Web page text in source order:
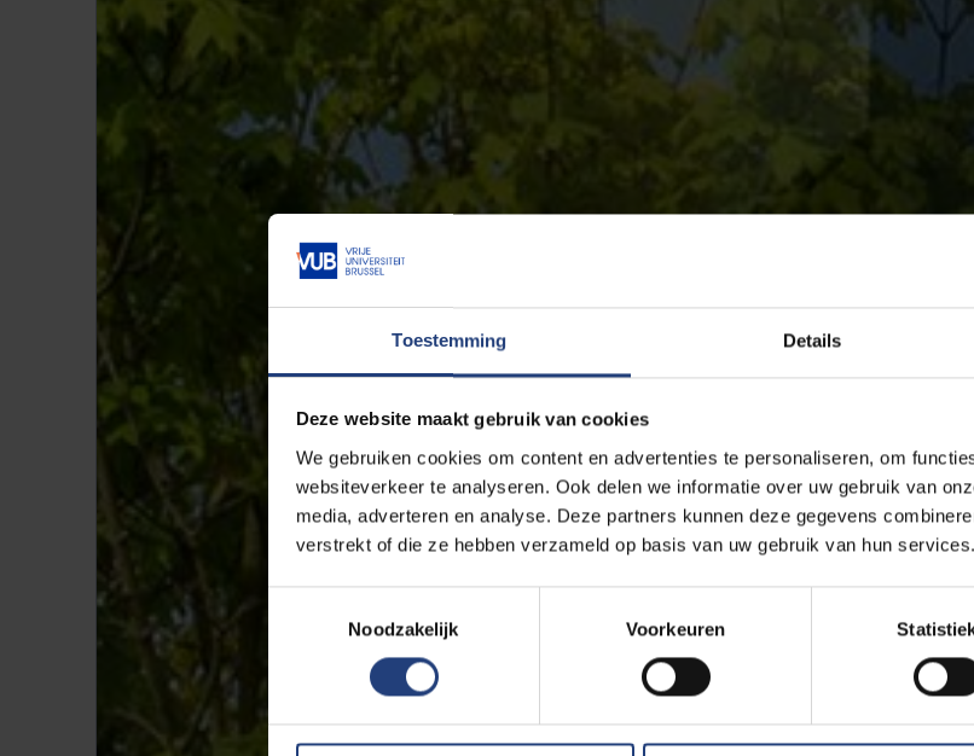
Toestemming Details
Deze website maakt gebruik van cookies
We gebruiken cookies om content en advertenties te personaliseren, om
websiteverkeer te analyseren. Ook delen we informatie over uw gebruik van
media, adverteren en analyse. Deze partners kunnen deze gegevens
verstrekt of die ze hebben verzameld op basis van uw gebruik van hun services.
Noodzakelijk
Voorkeuren